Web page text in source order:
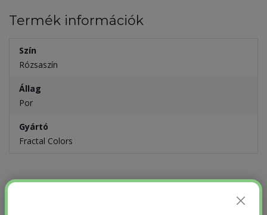
Termék információk
Szín
Rózsaszín
Állag
Por
Gyártó
Fractal Colors
Gyakran együtt vásárolják